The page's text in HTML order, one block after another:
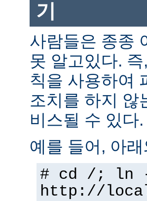
기
사람들은 종종
못 알고있다.
칙을 사용하여
조치를 하지 않
비스될 수 있다.
예를 들어, 아
# cd /; ln
http://